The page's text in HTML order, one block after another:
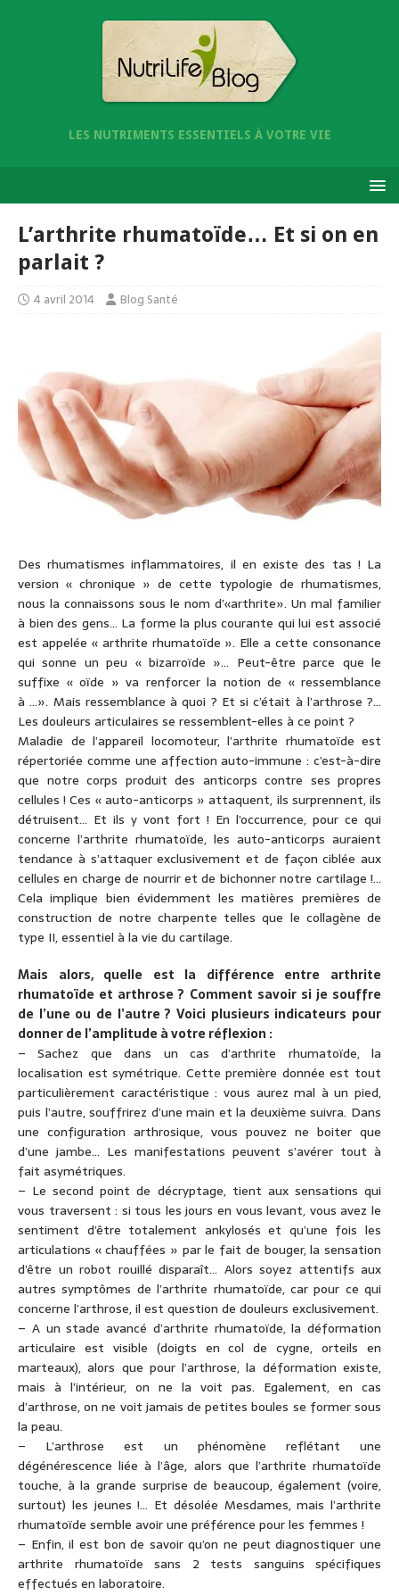
LES NUTRIMENTS ESSENTIELS À VOTRE VIE
L’arthrite rhumatoïde… Et si on en
parlait ?
4 avril 2014 Blog Santé
Des rhumatismes inflammatoires, il en existe des tas ! La
version « chronique » de cette typologie de rhumatismes,
nous la connaissons sous le nom d’«arthrite». Un mal familier
à bien des gens… La forme la plus courante qui lui est associé
est appelée « arthrite rhumatoïde ». Elle a cette consonance
qui sonne un peu « bizarroïde »… Peut-être parce que le
suffixe « oïde » va renforcer la notion de « ressemblance
à …». Mais ressemblance à quoi ? Et si c’était à l’arthrose ?…
Les douleurs articulaires se ressemblent-elles à ce point ?
Maladie de l’appareil locomoteur, l’arthrite rhumatoïde est
répertoriée comme une affection auto-immune : c’est-à-dire
que notre corps produit des anticorps contre ses propres
cellules ! Ces « auto-anticorps » attaquent, ils surprennent, ils
détruisent… Et ils y vont fort ! En l’occurrence, pour ce qui
concerne l’arthrite rhumatoïde, les auto-anticorps auraient
tendance à s’attaquer exclusivement et de façon ciblée aux
cellules en charge de nourrir et de bichonner notre cartilage !…
Cela implique bien évidemment les matières premières de
construction de notre charpente telles que le collagène de
type II, essentiel à la vie du cartilage.
Mais alors, quelle est la différence entre arthrite
rhumatoïde et arthrose ? Comment savoir si je souffre
de l’une ou de l’autre ? Voici plusieurs indicateurs pour
donner de l’amplitude à votre réflexion :
– Sachez que dans un cas d’arthrite rhumatoïde, la
localisation est symétrique. Cette première donnée est tout
particulièrement caractéristique : vous aurez mal à un pied,
puis l’autre, souffrirez d’une main et la deuxième suivra. Dans
une configuration arthrosique, vous pouvez ne boiter que
d’une jambe… Les manifestations peuvent s’avérer tout à
fait asymétriques.
– Le second point de décryptage, tient aux sensations qui
vous traversent : si tous les jours en vous levant, vous avez le
sentiment d’être totalement ankylosés et qu’une fois les
articulations « chauffées » par le fait de bouger, la sensation
d’être un robot rouillé disparaît… Alors soyez attentifs aux
autres symptômes de l’arthrite rhumatoïde, car pour ce qui
concerne l’arthrose, il est question de douleurs exclusivement.
– A un stade avancé d’arthrite rhumatoïde, la déformation
articulaire est visible (doigts en col de cygne, orteils en
marteaux), alors que pour l’arthrose, la déformation existe,
mais à l’intérieur, on ne la voit pas. Egalement, en cas
d’arthrose, on ne voit jamais de petites boules se former sous
la peau.
– L’arthrose est un phénomène reflétant une
dégénérescence liée à l’âge, alors que l’arthrite rhumatoïde
touche, à la grande surprise de beaucoup, également (voire,
surtout) les jeunes !… Et désolée Mesdames, mais l’arthrite
rhumatoïde semble avoir une préférence pour les femmes !
– Enfin, il est bon de savoir qu’on ne peut diagnostiquer une
arthrite rhumatoïde sans 2 tests sanguins spécifiques
effectués en laboratoire.